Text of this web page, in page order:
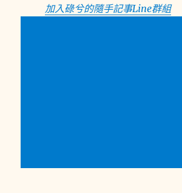
加入碌兮的隨手記事Line群組